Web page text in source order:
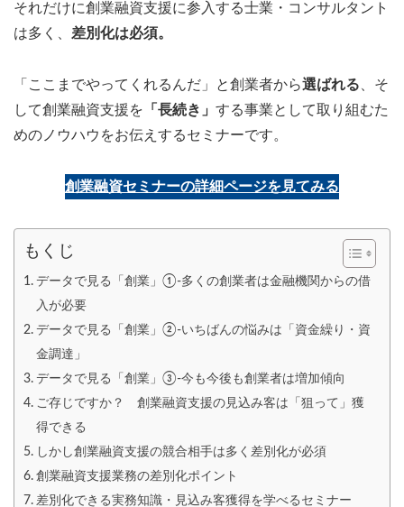
それだけに創業融資支援に参入する士業・コンサルタント
は多く、 差別化は必須。
「ここまでやってくれるんだ」と創業者から選ばれる 、そ
して創業融資支援を 「長続き」 する事業として取り組むた
めのノウハウをお伝えするセミナーです。
創業融資セミナーの詳細ページを見てみる
もくじ
データで見る「創業」①-多くの創業者は金融機関からの借
入が必要
データで見る「創業」②-いちばんの悩みは「資金繰り・資
金調達」
データで見る「創業」③-今も今後も創業者は増加傾向
ご存じですか？ 創業融資支援の見込み客は「狙って」獲
得できる
しかし創業融資支援の競合相手は多く差別化が必須
創業融資支援業務の差別化ポイント
差別化できる実務知識・見込み客獲得を学べるセミナー